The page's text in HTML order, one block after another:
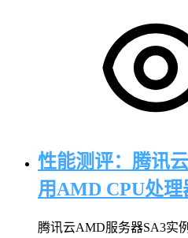
性能测评：腾讯
用AMD CPU处理
腾讯云AMD服务器SA3实